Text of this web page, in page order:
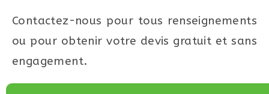
Contactez-nous pour tous renseignements
ou pour obtenir votre devis gratuit et sans
engagement.